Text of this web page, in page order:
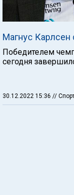
Магнус Карлсен
Победителем
сегодня
30.12.2022 15:36 //